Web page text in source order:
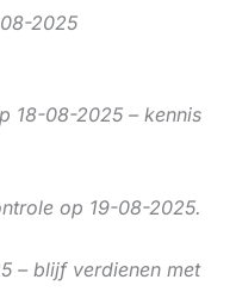
2025
18-08-2025 – kennis
op 19-08-2025.
– blijf verdienen met